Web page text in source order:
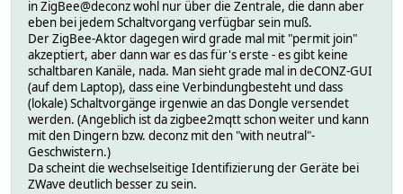
in ZigBee@deconz wohl nur über die Zentrale, die dann aber
eben bei jedem Schaltvorgang verfügbar sein muß.
Der ZigBee-Aktor dagegen wird grade mal mit "permit join"
akzeptiert, aber dann war es das für's erste - es gibt keine
schaltbaren Kanäle, nada. Man sieht grade mal in deCONZ-GUI
(auf dem Laptop), dass eine Verbindungbesteht und dass
(lokale) Schaltvorgänge irgenwie an das Dongle versendet
werden. (Angeblich ist da zigbee2mqtt schon weiter und kann
mit den Dingern bzw. deconz mit den "with neutral"-
Geschwistern.)
Da scheint die wechselseitige Identifizierung der Geräte bei
ZWave deutlich besser zu sein.